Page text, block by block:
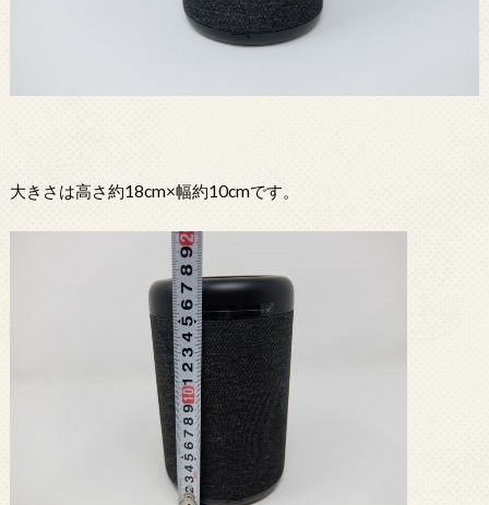
大きさは高さ約18cm×幅約10cmです。